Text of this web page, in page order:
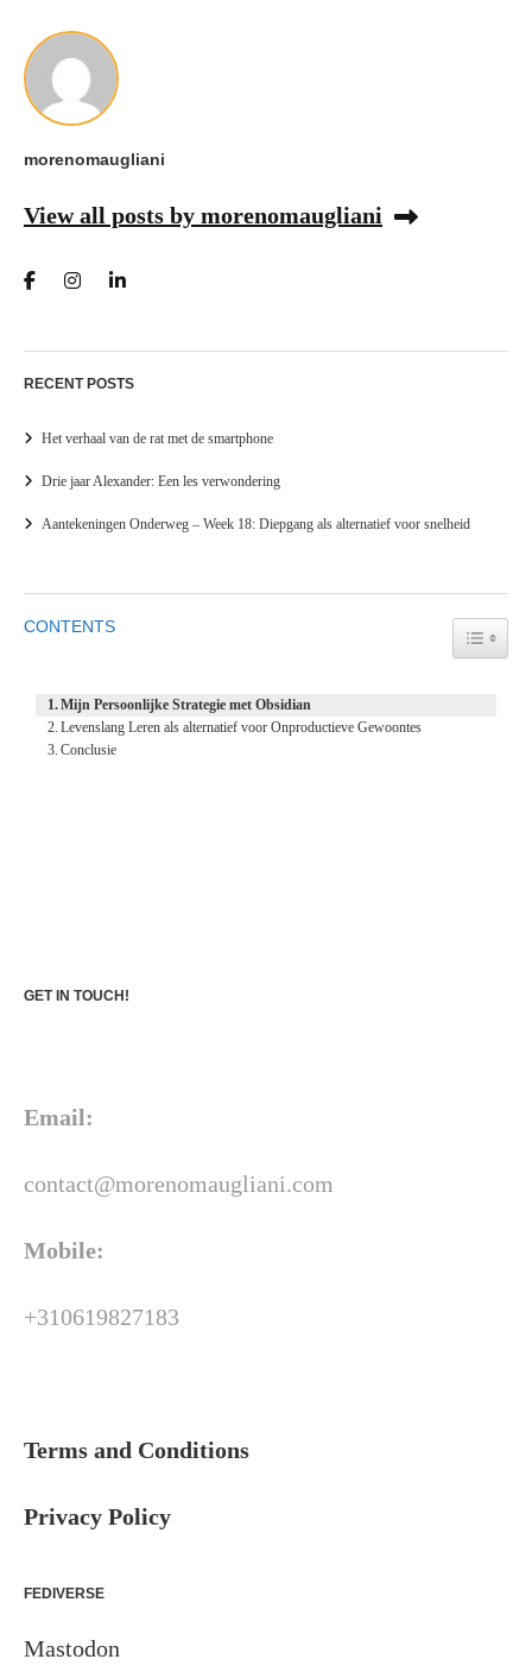
morenomaugliani
View all posts by morenomaugliani
RECENT POSTS
Het verhaal van de rat met de smartphone
Drie jaar Alexander: Een les verwondering
Aantekeningen Onderweg – Week 18: Diepgang als alternatief voor snelheid
CONTENTS
Mijn Persoonlijke Strategie met Obsidian
Levenslang Leren als alternatief voor Onproductieve Gewoontes
Conclusie
GET IN TOUCH!
Email:
contact@morenomaugliani.com
Mobile:
+310619827183
Terms and Conditions
Privacy Policy
FEDIVERSE
Mastodon